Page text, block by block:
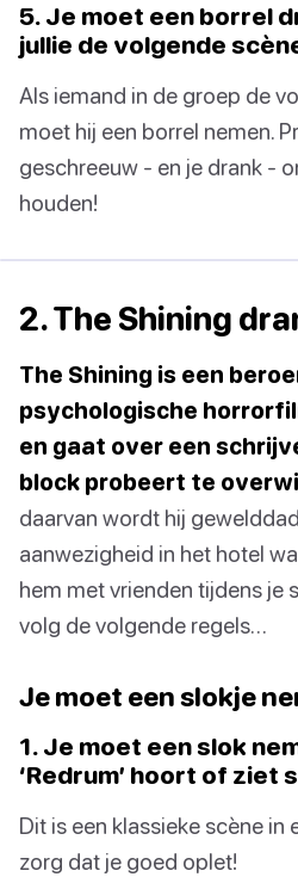
5. Je moet een borrel
jullie de volgende
Als iemand in de groep de
moet hij een borrel nemen.
geschreeuw - en je drank -
houden!
2. The Shining
The Shining is een
psychologische
en gaat over een
block probeert te
daarvan wordt hij
aanwezigheid in het hotel
hem met vrienden tijdens je
volg de volgende regels…
Je moet een slokje
1. Je moet een slok
‘Redrum’ hoort of ziet
Dit is een klassieke scène in
zorg dat je goed oplet!